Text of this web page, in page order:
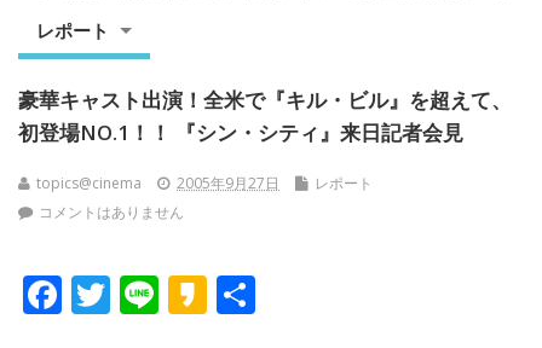
レポート
豪華キャスト出演！全米で『キル・ビル』を超えて、
初登場NO.1！！ 『シン・シティ』来日記者会見
topics@cinema 2005年9月27日
レポート
コメントはありません
F T Li K